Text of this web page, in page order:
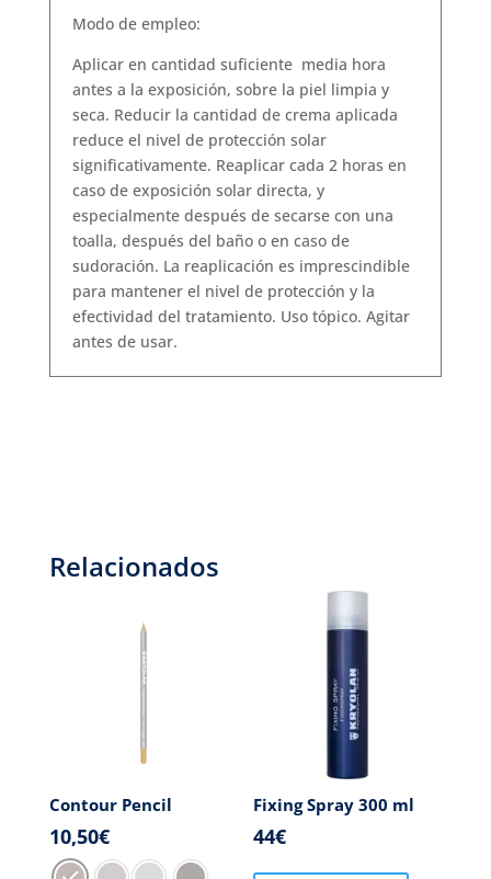
Modo de empleo:
Aplicar en cantidad suficiente media hora
antes a la exposición, sobre la piel limpia y
seca. Reducir la cantidad de crema aplicada
reduce el nivel de protección solar
significativamente. Reaplicar cada 2 horas en
caso de exposición solar directa, y
especialmente después de secarse con una
toalla, después del baño o en caso de
sudoración. La reaplicación es imprescindible
para mantener el nivel de protección y la
efectividad del tratamiento. Uso tópico. Agitar
antes de usar.
Relacionados
Contour Pencil
10,50€
Fixing Spray 300 ml
44€